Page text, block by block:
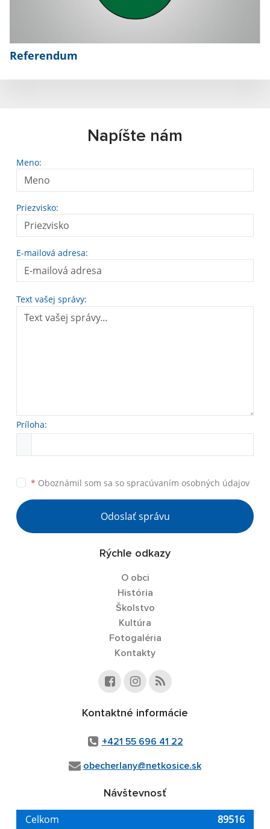
Referendum
Napíšte nám
Meno:
Priezvisko:
E-mailová adresa:
Text vašej správy:
Príloha:
* Oboznámil som sa so spracúvaním osobných údajov
Odoslať správu
Rýchle odkazy
O obci
História
Školstvo
Kultúra
Fotogaléria
Kontakty
Kontaktné informácie
+421 55 696 41 22
obecherlany@netkosice.sk
Návštevnosť